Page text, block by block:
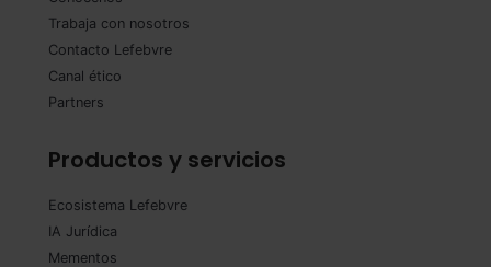
Trabaja con nosotros
Contacto Lefebvre
Canal ético
Partners
Productos y servicios
Ecosistema Lefebvre
IA Jurídica
Mementos